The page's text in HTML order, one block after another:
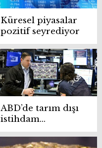
Küresel piyasalar
pozitif seyrediyor
ABD’de tarım dışı
istihdam
Ağustos’ta
beklentilerin